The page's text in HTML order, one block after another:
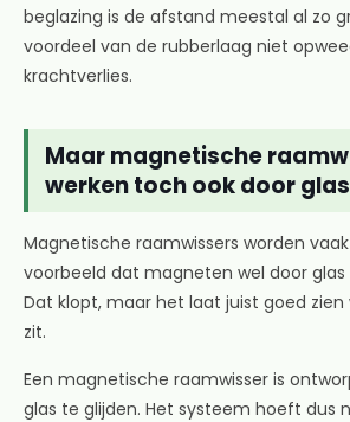
beglazing is de afstand meestal al zo
voordeel van de rubberlaag niet
krachtverlies.
Maar magnetische
werken toch ook door
Magnetische raamwissers worden
voorbeeld dat magneten wel door glas
Dat klopt, maar het laat juist goed zien
zit.
Een magnetische raamwisser is
glas te glijden. Het systeem hoeft dus